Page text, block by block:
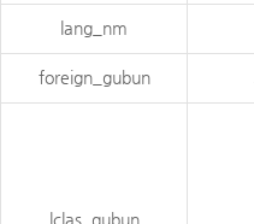
lang_nm
foreign_gubun
lclas_gubun